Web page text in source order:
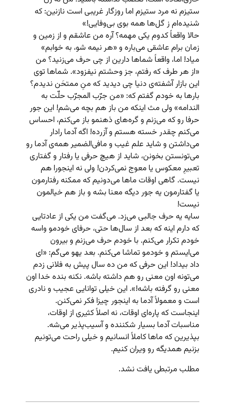
ستیزم نه مرد ستیزم اما روزگار غریبی است نازنین: که
شنیده‌ام ز گل‌ها همه بوی بی‌وفایی!»
حالا واقعاً کدوم یکی مهمه؟ آره من عاشقم و از زمین و
زمان برام عاشقی می‌باره و «هر نیمه شو، به خوابم»
میاد! اما، واقعاً شماها دارین از چی حرف می‌زنید؟ من
«از هر طرف که رفتم، جز وحشتم نیفزود». شماها توی
این بازار آشفته‌ی دنیا چی دیدید که منِ ممتحَن ندیدم؟
بارها به خودم گفتم که: «من جرّب المجرّب حلّت به
الندامه» ولی مث اینکه من باز هم بچه می‌شم! این جور
حرفا رو که می‌زنم و گره‌های ذهنمو باز می‌کنم، احساس
می‌کنم چقدر خسته هستم و آزرده! اگه آدما رادار
می‌داشتن و شاید علم غیب و مافی‌الضمیر همه‌ی آدما رو
می‌تونستن بخونن، شاید از هیچ حرفی یا رفتار و گفتاری
تعبیرِ معکوس یا معوج نمی‌کردن! ولی نه اینجورا هم
نیست. گاهی اوقات ماها می‌دونیم که ممکنه رفتارمون
یا گفتارمون یه جور دیگه معنا بشه و باز هم خیالمون
نیست!
سایه یه حرف جالبی می‌زد. می‌گفت من یکی از عادتایی
که دارم اینه که بعد از سال‌ها حتی، حرفای خودمو واسه
خودم تکرار می‌کنم. با خودم حرف می‌زنم و بیرون
می‌ایستم و خودمو تماشا می‌کنم. بعد یهو می‌گم: «ای
داد بیداد! این حرفی که من ده سال پیش به فلانی زدم
می‌تونه اون معنی رو هم داشته باشه. نکنه بنده خدا اون
معنی رو گرفته باشه!». این خیلی توانایی عجیب و نادری
است و معمولاً آدما به اینجور چیزا فکر نمی‌کنن.
اینجاست که پاره‌ای اوقات، نه اصلاً کثیری از اوقات،
مناسبات آدما بسیار شکننده و آسیب‌پذیر می‌شه.
بپذیرین که ماها کاملاً انسانیم و خیلی راحت می‌تونیم
بزنیم همدیگه رو ویران کنیم.
مطلب مرتبطی یافت نشد.